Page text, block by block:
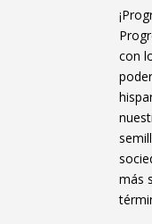
con
más